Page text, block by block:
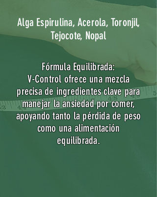
Alga Espirulina, Acerola, Toronjil,
Tejocote, Nopal
Fórmula Equilibrada:
V-Control ofrece una mezcla
precisa de ingredientes clave para
manejar la ansiedad por comer,
apoyando tanto la pérdida de peso
como una alimentación
equilibrada.